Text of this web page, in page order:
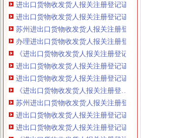
进出口货物收发货人报关注册登记证的变更-通关监
苏州进出口货物收发货人报关注册登记证书_中国贸
办理进出口货物收发货人报关注册登记证书,需要备
《进出口货物收发货人报关注册登记证书》丢失该怎
进出口货物收发货人报关注册登记证书现在还需要
进出口货物收发货人报关注册登记证书的换证如何办
《进出口货物收发货人报关注册登…-海关百问
苏州进出口货物收发货人报关注册登记证书_志趣网
进出口货物收发货人报关注册登记证进出口权申请-
进出口货物收发货人报关注册登记证书_政务咨询_浙
《进出口货物收发货人报关注册登记证书》需要每年